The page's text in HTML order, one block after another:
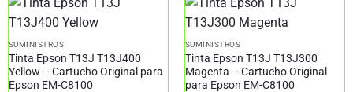
SUMINISTROS
Tinta Epson T13J T13J400
Yellow – Cartucho Original para
Epson EM-C8100
SUMINISTROS
Tinta Epson T13J T13J300
Magenta – Cartucho Original
para Epson EM-C8100